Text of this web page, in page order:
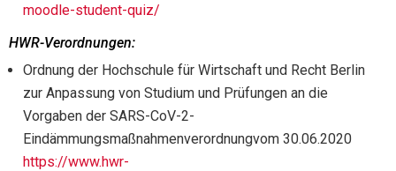
moodle-student-quiz/
HWR-Verordnungen:
Ordnung der Hochschule für Wirtschaft und Recht Berlin
zur Anpassung von Studium und Prüfungen an die
Vorgaben der SARS-CoV-2-
Eindämmungsmaßnahmenverordnungvom 30.06.2020
https://www.hwr-